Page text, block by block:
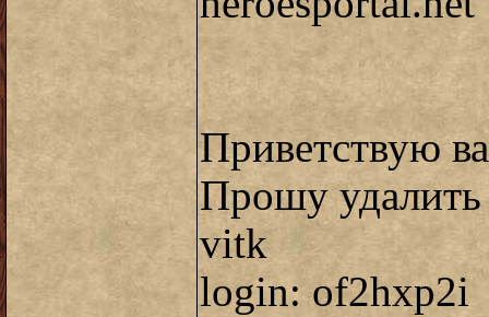
Приветствую
Прошу
vitk
login: of2hxp2i